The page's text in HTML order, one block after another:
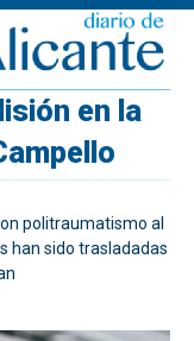
en la
politraumatismo al
han sido trasladadas